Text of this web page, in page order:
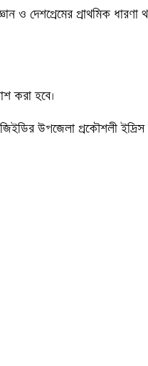
প্রাথমিক ধারণা
করা হবে।
উপজেলা প্রকৌশলী ইদ্রিস